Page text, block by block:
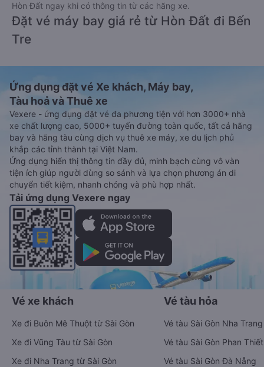
Hòn Đất ngay khi có thông tin từ các hãng xe.
Đặt vé máy bay giá rẻ từ Hòn Đất đi Bến
Tre
Ứng dụng đặt vé Xe khách, Máy bay,
Tàu hoả và Thuê xe
Vexere - ứng dụng đặt vé đa phương tiện với hơn 3000+ nhà
xe chất lượng cao, 5000+ tuyến đường toàn quốc, tất cả hãng
bay và hãng tàu cùng dịch vụ thuê xe máy, xe du lịch phủ
khắp các tỉnh thành tại Việt Nam.
Ứng dụng hiển thị thông tin đầy đủ, minh bạch cùng vô vàn
tiện ích giúp người dùng so sánh và lựa chọn phương án di
chuyển tiết kiệm, nhanh chóng và phù hợp nhất.
Tải ứng dụng Vexere ngay
Vé xe khách
Xe đi Buôn Mê Thuột từ Sài Gòn
Xe đi Vũng Tàu từ Sài Gòn
Xe đi Nha Trang từ Sài Gòn
Vé tàu hỏa
Vé tàu Sài Gòn Nha Trang
Vé tàu Sài Gòn Phan Thiết
Vé tàu Sài Gòn Đà Nẵng